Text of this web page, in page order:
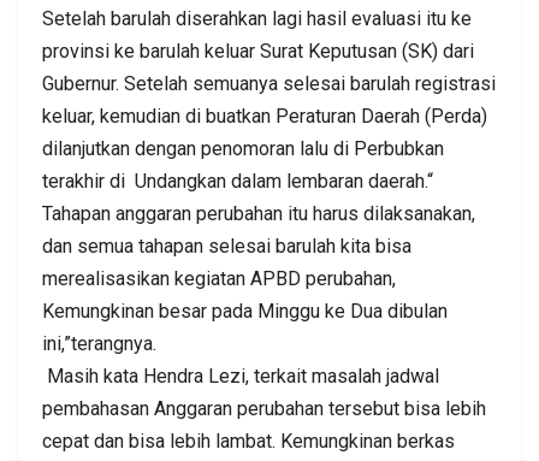
Setelah barulah diserahkan lagi hasil evaluasi itu ke
provinsi ke barulah keluar Surat Keputusan (SK) dari
Gubernur. Setelah semuanya selesai barulah registrasi
keluar, kemudian di buatkan Peraturan Daerah (Perda)
dilanjutkan dengan penomoran lalu di Perbubkan
terakhir di Undangkan dalam lembaran daerah.“
Tahapan anggaran perubahan itu harus dilaksanakan,
dan semua tahapan selesai barulah kita bisa
merealisasikan kegiatan APBD perubahan,
Kemungkinan besar pada Minggu ke Dua dibulan
ini,”terangnya.
Masih kata Hendra Lezi, terkait masalah jadwal
pembahasan Anggaran perubahan tersebut bisa lebih
cepat dan bisa lebih lambat. Kemungkinan berkas